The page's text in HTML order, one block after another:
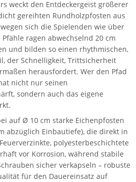
weckt den Entdeckergeist größerer
gereihten Rundholzpfosten aus
sich die Spielenden wie über
ragen abwechselnd 20 cm
und bilden so einen rhythmischen,
der Schnelligkeit, Trittsicherheit
herausfordert. Wer den Pfad
nicht nur seinen
sondern auch das eigene
auf Ø 10 cm starke Eichenpfosten
abzüglich Einbautiefe), die direkt in
polyesterbeschichtete
vor Korrosion, während stabile
sicher verkapseln – robuste
für den Dauereinsatz auf